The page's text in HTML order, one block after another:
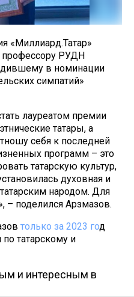
«Миллиард.Татар»
профессору РУДН
в номинации
симпатий»
лауреатом премии
татары, а
себя к последней
программ – это
татарскую культур,
духовная и
народом. Для
– поделился Арзмазов.
только за 2023 год
татарскому и
и интересным в